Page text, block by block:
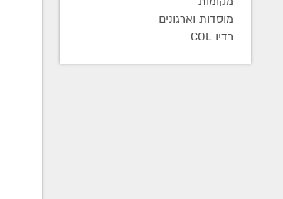
מוסדות וארגונים
רדיו COL